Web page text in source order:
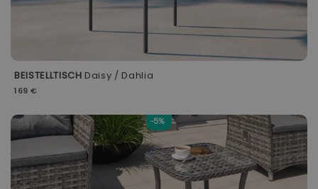
BEISTELLTISCH Daisy / Dahlia
169 €
-5%